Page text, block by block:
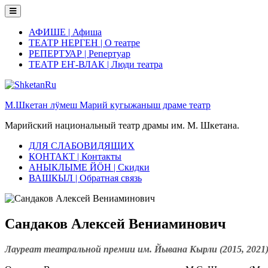
Skip
to
contentАФИШЕ | Афиша
ТЕАТР НЕРГЕН | О театре
РЕПЕРТУАР | Репертуар
ТЕАТР ЕҤ-ВЛАК | Люди театра
М.Шкетан лӱмеш Марий кугыжаныш драме театр
Марийский национальный театр драмы им. М. Шкетана.
ДЛЯ СЛАБОВИДЯЩИХ
КОНТАКТ | Контакты
АНЫКЛЫМЕ ЙӦН | Скидки
ВАШКЫЛ | Обратная связь
Сандаков Алексей Вениаминович
Лауреат театральной премии им. Йывана Кырли (2015, 2021)